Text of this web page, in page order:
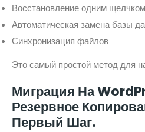
Восстановление одним
Автоматическая замена базы
Синхронизация файлов
Это самый простой метод для
Миграция На
Резервное
Первый Шаг.